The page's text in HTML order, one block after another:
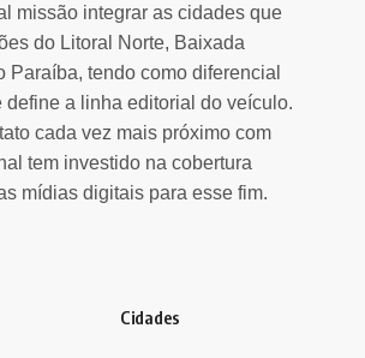
para 22 bairros e vai beneficiar,
missão integrar as cidades que
do Litoral Norte, Baixada
Paraíba, tendo como diferencial
define a linha editorial do veículo.
cada vez mais próximo com
tem investido na cobertura
mídias digitais para esse fim.
Cidades